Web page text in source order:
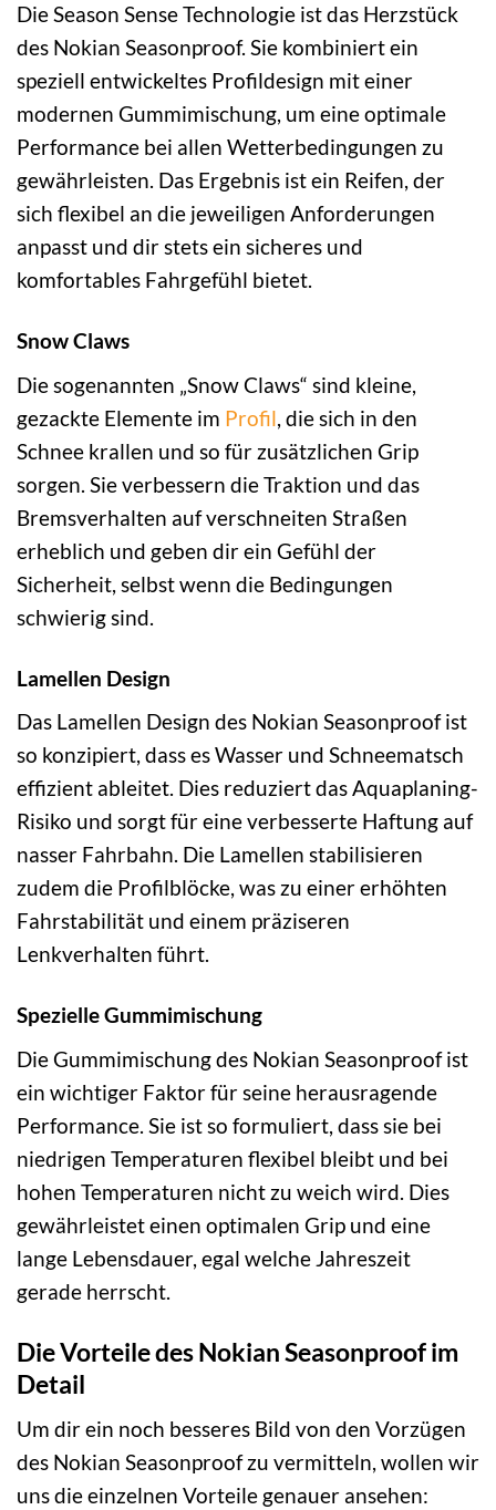
Die Season Sense Technologie ist das Herzstück
des Nokian Seasonproof. Sie kombiniert ein
speziell entwickeltes Profildesign mit einer
modernen Gummimischung, um eine optimale
Performance bei allen Wetterbedingungen zu
gewährleisten. Das Ergebnis ist ein Reifen, der
sich flexibel an die jeweiligen Anforderungen
anpasst und dir stets ein sicheres und
komfortables Fahrgefühl bietet.
Snow Claws
Die sogenannten „Snow Claws“ sind kleine,
gezackte Elemente im Profil, die sich in den
Schnee krallen und so für zusätzlichen Grip
sorgen. Sie verbessern die Traktion und das
Bremsverhalten auf verschneiten Straßen
erheblich und geben dir ein Gefühl der
Sicherheit, selbst wenn die Bedingungen
schwierig sind.
Lamellen Design
Das Lamellen Design des Nokian Seasonproof ist
so konzipiert, dass es Wasser und Schneematsch
effizient ableitet. Dies reduziert das Aquaplaning-
Risiko und sorgt für eine verbesserte Haftung auf
nasser Fahrbahn. Die Lamellen stabilisieren
zudem die Profilblöcke, was zu einer erhöhten
Fahrstabilität und einem präziseren
Lenkverhalten führt.
Spezielle Gummimischung
Die Gummimischung des Nokian Seasonproof ist
ein wichtiger Faktor für seine herausragende
Performance. Sie ist so formuliert, dass sie bei
niedrigen Temperaturen flexibel bleibt und bei
hohen Temperaturen nicht zu weich wird. Dies
gewährleistet einen optimalen Grip und eine
lange Lebensdauer, egal welche Jahreszeit
gerade herrscht.
Die Vorteile des Nokian Seasonproof im
Detail
Um dir ein noch besseres Bild von den Vorzügen
des Nokian Seasonproof zu vermitteln, wollen wir
uns die einzelnen Vorteile genauer ansehen: